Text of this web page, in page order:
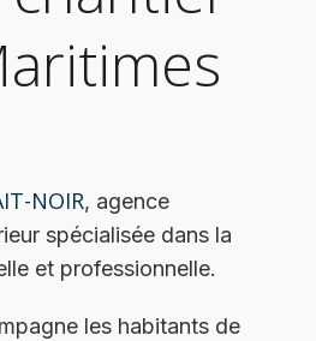
NOIR, agence
spécialisée dans la
et professionnelle.
les habitants de